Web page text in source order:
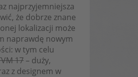
najprzyjemniejsza
że dobrze znane
lokalizacji może
naprawdę nowym
w tym celu
17 – duży,
z designem w